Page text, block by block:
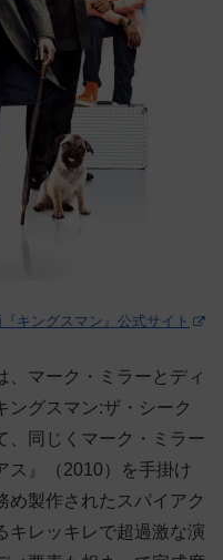
キングスマン』公式サイト
、マーク・ミラーとディ
ングスマン:ザ・シーク
、同じくマーク・ミラー
ス』（2010）を手掛け
め製作されたスパイアク
キレッキレで超過激な演